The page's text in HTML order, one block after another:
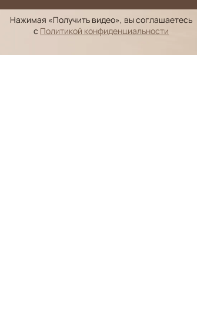
Нажимая «Получить видео», вы соглашаетесь
с Политикой конфиденциальности